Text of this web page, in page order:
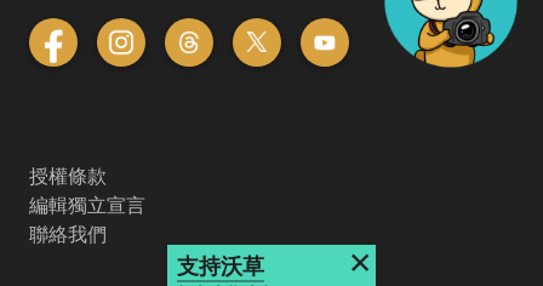
授權條款
編輯獨立宣言
聯絡我們
支持沃草 ×